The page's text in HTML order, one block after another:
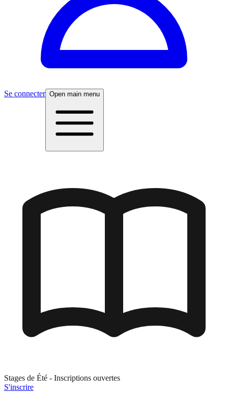
Se connecter Open main menu
Stages de Été - Inscriptions ouvertes
S'inscrire